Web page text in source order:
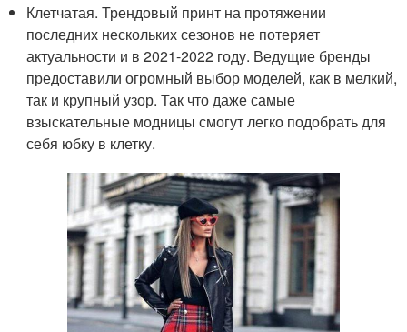
Клетчатая. Трендовый принт на протяжении
последних нескольких сезонов не потеряет
актуальности и в 2021-2022 году. Ведущие бренды
предоставили огромный выбор моделей, как в мелкий,
так и крупный узор. Так что даже самые
взыскательные модницы смогут легко подобрать для
себя юбку в клетку.